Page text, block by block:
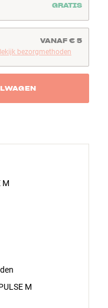
GRATIS
bezorgmethoden
VANAF € 5
M
M